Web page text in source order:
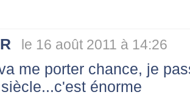
le 16 août 2011 à 14:26
me porter chance, je
énorme